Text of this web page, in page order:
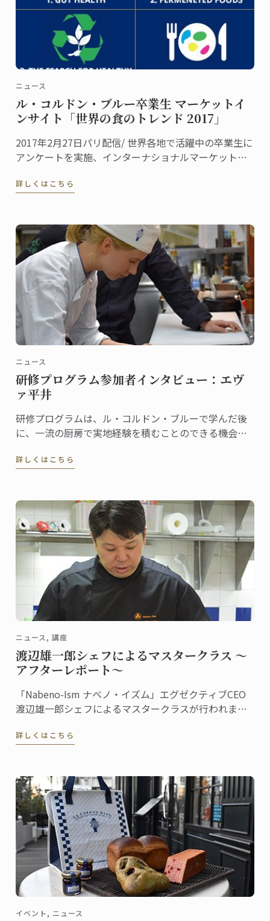
ニュース
ル・コルドン・ブルー卒業生 マーケットイ
ンサイト「世界の食のトレンド 2017」
2017年2月27日パリ配信/ 世界各地で活躍中の卒業生に
アンケートを実施、インターナショナルマーケットに
詳しくはこちら
ニュース
研修プログラム参加者インタビュー：エヴ
ァ平井
研修プログラムは、ル・コルドン・ブルーで学んだ後
に、一流の厨房で実地経験を積むことのできる機会で
詳しくはこちら
ニュース, 講座
渡辺雄一郎シェフによるマスタークラス ～
アフターレポート～
「Nabeno-Ism ナベノ・イズム」エグゼクティブCEO
渡辺雄一郎シェフによるマスタークラスが行われまし
詳しくはこちら
イベント, ニュース